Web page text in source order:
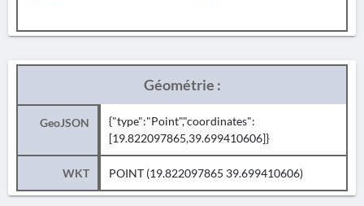
Géométrie :
GeoJSON
{"type":"Point","coordinates":
[19.822097865,39.699410606]}
WKT POINT (19.822097865 39.699410606)